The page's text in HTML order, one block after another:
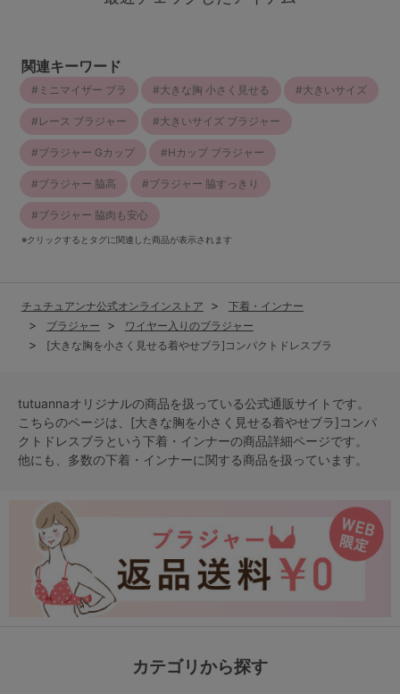
関連キーワード
ミニマイザー ブラ 大きな胸 小さく見せる 大きいサイズ
レース ブラジャー 大きいサイズ ブラジャー
ブラジャー Gカップ Hカップ ブラジャー
ブラジャー 脇高 ブラジャー 脇すっきり
ブラジャー 脇肉も安心
※クリックするとタグに関連した商品が表示されます
チュチュアンナ公式オンラインストア
下着・インナー
ブラジャー
ワイヤー入りのブラジャー
[大きな胸を小さく見せる着やせブラ]コンパクトドレスブラ
tutuannaオリジナルの商品を扱っている公式通販サイトです。
こちらのページは、[大きな胸を小さく見せる着やせブラ]コンパ
クトドレスブラという下着・インナーの商品詳細ページです。
他にも、多数の下着・インナーに関する商品を扱っています。
カテゴリから探す